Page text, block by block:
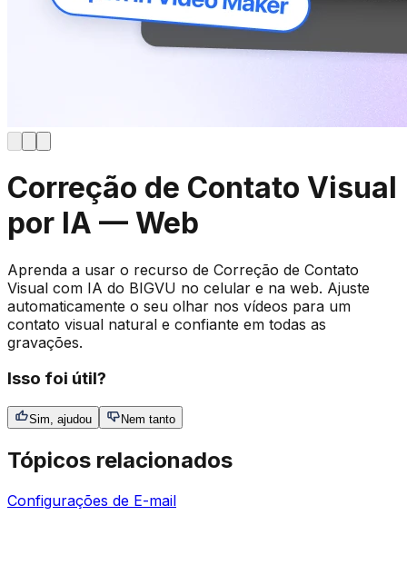
Correção de Contato Visual
por IA — Web
Aprenda a usar o recurso de Correção de Contato
Visual com IA do BIGVU no celular e na web. Ajuste
automaticamente o seu olhar nos vídeos para um
contato visual natural e confiante em todas as
gravações.
Isso foi útil?
Sim, ajudou Nem tanto
Tópicos relacionados
Configurações de E-mail